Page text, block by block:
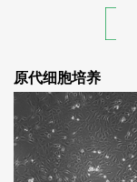
原代细胞培养